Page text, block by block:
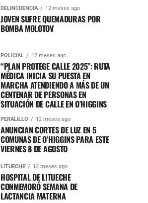
DELINCUENCIA 12 meses ago
JOVEN SUFRE QUEMADURAS POR
BOMBA MOLOTOV
POLICIAL 12 meses ago
“PLAN PROTEGE CALLE 2025”: RUTA
MÉDICA INICIA SU PUESTA EN
MARCHA ATENDIENDO A MÁS DE UN
CENTENAR DE PERSONAS EN
SITUACIÓN DE CALLE EN O’HIGGINS
PERALILLO 12 meses ago
ANUNCIAN CORTES DE LUZ EN 5
COMUNAS DE O’HIGGINS PARA ESTE
VIERNES 8 DE AGOSTO
LITUECHE 12 meses ago
HOSPITAL DE LITUECHE
CONMEMORÓ SEMANA DE
LACTANCIA MATERNA